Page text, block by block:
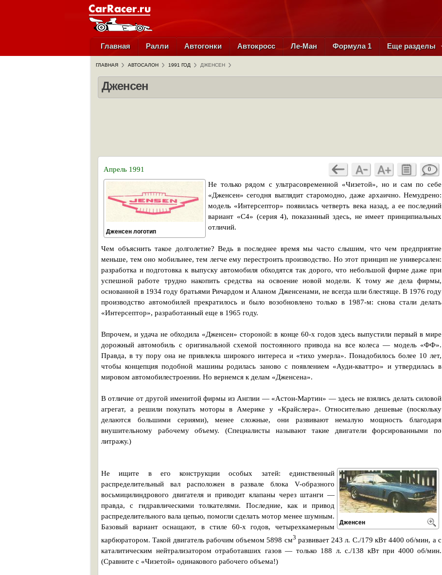
Главная Ралли Автогонки Автокросс Ле-Ман Формула 1 Еще разделы
ГЛАВНАЯ АВТОСАЛОН 1991 ГОД ДЖЕНСЕН
Дженсен
Апрель 1991 0
Дженсен логотип
Не только рядом с ультрасовременной «Чизетой», но и сам по себе
«Дженсен» сегодня выглядит старомодно, даже архаично. Немудрено:
модель «Интерсептор» появилась четверть века назад, а ее последний
вариант «С4» (серия 4), показанный здесь, не имеет принципиальных
отличий.
Чем объяснить такое долголетие? Ведь в последнее время мы часто слышим, что чем предприятие
меньше, тем оно мобильнее, тем легче ему перестроить производство. Но этот принцип не универсален:
разработка и подготовка к выпуску автомобиля обходятся так дорого, что небольшой фирме даже при
успешной работе трудно накопить средства на освоение новой модели. К тому же дела фирмы,
основанной в 1934 году братьями Ричардом и Аланом Дженсенами, не всегда шли блестяще. В 1976 году
производство автомобилей прекратилось и было возобновлено только в 1987-м: снова стали делать
«Интерсептор», разработанный еще в 1965 году.
Впрочем, и удача не обходила «Дженсен» стороной: в конце 60-х годов здесь выпустили первый в мире
дорожный автомобиль с оригинальной схемой постоянного привода на все колеса — модель «ФФ».
Правда, в ту пору она не привлекла широкого интереса и «тихо умерла». Понадобилось более 10 лет,
чтобы концепция подобной машины родилась заново с появлением «Ауди-кваттро» и утвердилась в
мировом автомобилестроении. Но вернемся к делам «Дженсена».
В отличие от другой именитой фирмы из Англии — «Астон-Мартин» — здесь не взялись делать силовой
агрегат, а решили покупать моторы в Америке у «Крайслера». Относительно дешевые (поскольку
делаются большими сериями), менее сложные, они развивают немалую мощность благодаря
внушительному рабочему объему. (Специалисты называют такие двигатели форсированными по
литражу.)
Дженсен
Не ищите в его конструкции особых затей: единственный
распределительный вал расположен в развале блока V-образного
восьмицилиндрового двигателя и приводит клапаны через штанги —
правда, с гидравлическими толкателями. Последние, как и привод
распределительного вала цепью, помогли сделать мотор менее шумным.
Базовый вариант оснащают, в стиле 60-х годов, четырехкамерным
карбюратором. Такой двигатель рабочим объемом 5898 см3 развивает 243 л. С./179 кВт 4400 об/мин, а с
каталитическим нейтрализатором отработавших газов — только 188 л. с./138 кВт при 4000 об/мин.
(Сравните с «Чизетой» одинакового рабочего объема!)